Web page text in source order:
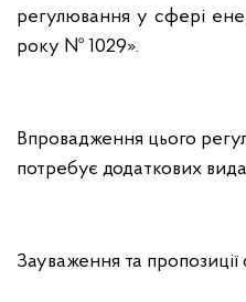
регулювання у сфері
року № 1029».
Впровадження цього
потребує додаткових
Зауваження та